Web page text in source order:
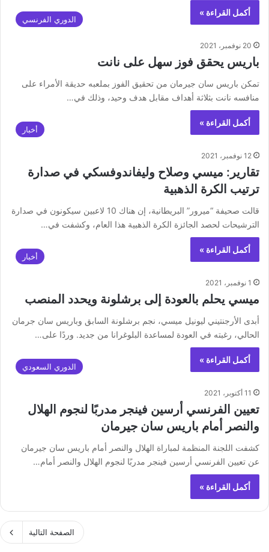
أكمل القراءة »
الدوري الفرنسي
20 نوفمبر، 2021
باريس يحقق فوز سهل على نانت
تمكن باريس سان جيرمان من تحقيق الفوز بملعبه حديقة الأمراء على
منافسه نانت بثلاثة أهداف مقابل هدف وحيد، وذلك في…
أكمل القراءة »
أخبار
12 نوفمبر، 2021
تقارير: ميسي وصلاح وليفاندوفسكي في صدارة
ترتيب الكرة الذهبية
قالت صحيفة “ميرور” البريطانية، إن هناك 10 لاعبين سيكونون في صدارة
الترشيحات لحصد الجائزة الكرة الذهبية هذا العام، وكشفت في…
أكمل القراءة »
أخبار
1 نوفمبر، 2021
ميسي يحلم بالعودة إلى برشلونة ويحدد المنصب
أبدى الأرجنتيني ‎ليونيل ميسي، نجم ‎برشلونة السابق وباريس سان جرمان
الحالي، رغبته في العودة لمساعدة البلوغرانا من جديد. وردًا على…
أكمل القراءة »
الدوري السعودي
11 أكتوبر، 2021
تعيين الفرنسي أرسين فينجر مدربًا لنجوم الهلال
والنصر أمام باريس سان جيرمان
كشفت اللجنة المنظمة لمباراة الهلال والنصر أمام باريس سان جيرمان
عن تعيين الفرنسي أرسين فينجر مدربًا لنجوم الهلال والنصر أمام…
أكمل القراءة »
الصفحة التالية